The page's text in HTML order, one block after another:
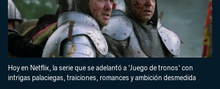
Hoy en Netflix, la serie que se adelantó a 'Juego de tronos' con
intrigas palaciegas, traiciones, romances y ambición desmedida